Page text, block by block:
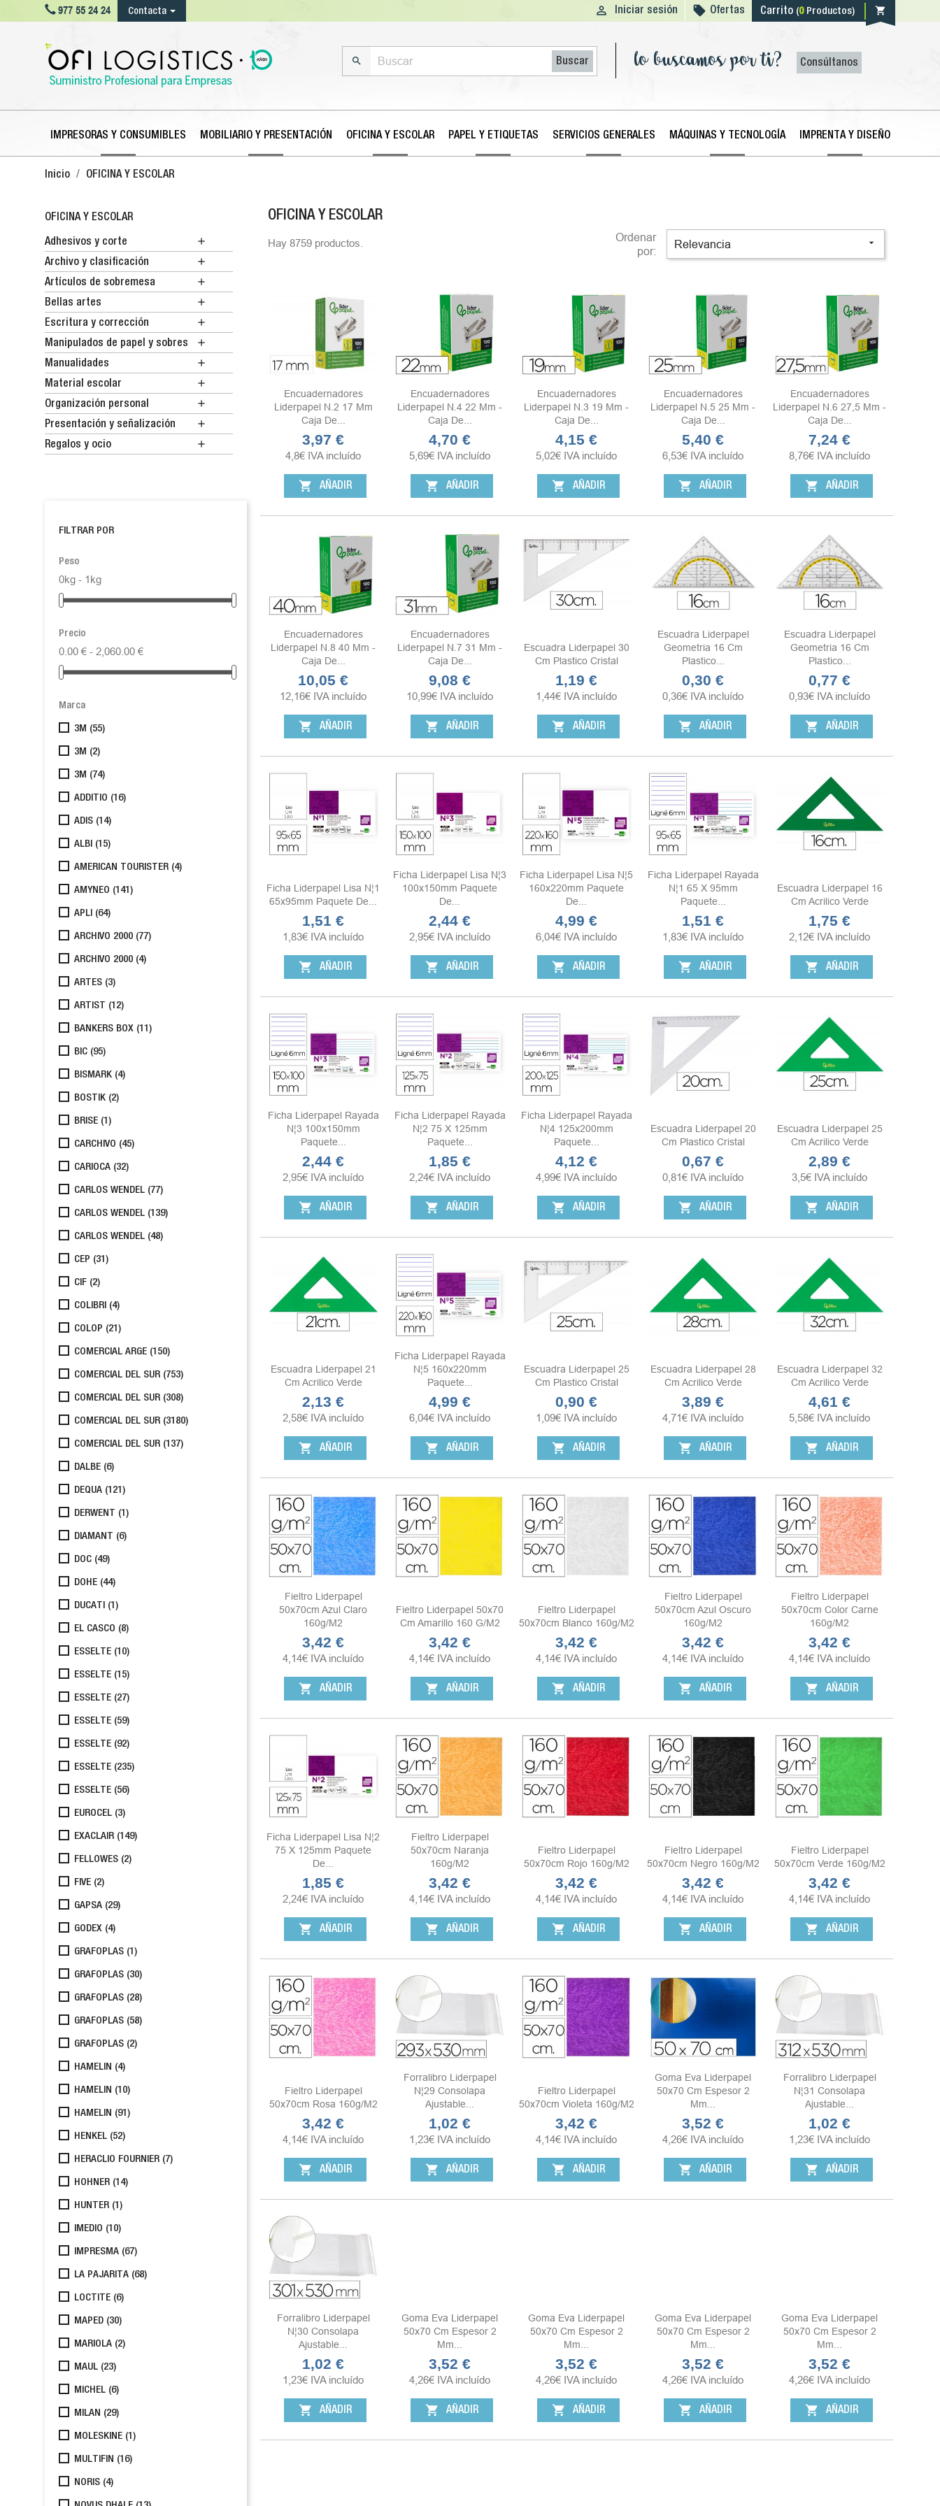
977 55 24 24 Contacta  Iniciar sesión  Ofertas Carrito (0Productos) shopping_cart
 Buscar lo buscamos por ti? Consúltanos
IMPRESORAS Y CONSUMIBLES MOBILIARIO Y PRESENTACIÓN OFICINA Y ESCOLAR PAPEL Y ETIQUETAS SERVICIOS GENERALES MÁQUINAS Y TECNOLOGÍA IMPRENTA Y DISEÑO
Inicio OFICINA Y ESCOLAR
OFICINA Y ESCOLAR
Adhesivos y corte 
Archivo y clasificación 
Artículos de sobremesa 
Bellas artes 
Escritura y corrección 
Manipulados de papel y sobres 
Manualidades 
Material escolar 
Organización personal 
Presentación y señalización 
Regalos y ocio 
FILTRAR POR
Peso
0kg - 1kg
Precio
0.00 € - 2,060.00 €
Marca
3M (55)
3M (2)
3M (74)
ADDITIO (16)
ADIS (14)
ALBI (15)
AMERICAN TOURISTER (4)
AMYNEO (141)
APLI (64)
ARCHIVO 2000 (77)
ARCHIVO 2000 (4)
ARTES (3)
ARTIST (12)
BANKERS BOX (11)
BIC (95)
BISMARK (4)
BOSTIK (2)
BRISE (1)
CARCHIVO (45)
CARIOCA (32)
CARLOS WENDEL (77)
CARLOS WENDEL (139)
CARLOS WENDEL (48)
CEP (31)
CIF (2)
COLIBRI (4)
COLOP (21)
COMERCIAL ARGE (150)
COMERCIAL DEL SUR (753)
COMERCIAL DEL SUR (308)
COMERCIAL DEL SUR (3180)
COMERCIAL DEL SUR (137)
DALBE (6)
DEQUA (121)
DERWENT (1)
DIAMANT (6)
DOC (49)
DOHE (44)
DUCATI (1)
EL CASCO (8)
ESSELTE (10)
ESSELTE (15)
ESSELTE (27)
ESSELTE (59)
ESSELTE (92)
ESSELTE (235)
ESSELTE (56)
EUROCEL (3)
EXACLAIR (149)
FELLOWES (2)
FIVE (2)
GAPSA (29)
GODEX (4)
GRAFOPLAS (1)
GRAFOPLAS (30)
GRAFOPLAS (28)
GRAFOPLAS (58)
GRAFOPLAS (2)
HAMELIN (4)
HAMELIN (10)
HAMELIN (91)
HENKEL (52)
HERACLIO FOURNIER (7)
HOHNER (14)
HUNTER (1)
IMEDIO (10)
IMPRESMA (67)
LA PAJARITA (68)
LOCTITE (6)
MAPED (30)
MARIOLA (2)
MAUL (23)
MICHEL (6)
MILAN (29)
MOLESKINE (1)
MULTIFIN (16)
NORIS (4)
OFICINA Y ESCOLAR
Hay 8759 productos.
Ordenar
por:
Relevancia 
Encuadernadores
Liderpapel N.2 17 Mm
Caja De...
Precio
3,97 €
4,8€ IVA incluído
shopping_cart AÑADIR
Encuadernadores
Liderpapel N.4 22 Mm -
Caja De...
Precio
4,70 €
5,69€ IVA incluído
shopping_cart AÑADIR
Encuadernadores
Liderpapel N.3 19 Mm -
Caja De...
Precio
4,15 €
5,02€ IVA incluído
shopping_cart AÑADIR
Encuadernadores
Liderpapel N.5 25 Mm -
Caja De...
Precio
5,40 €
6,53€ IVA incluído
shopping_cart AÑADIR
Encuadernadores
Liderpapel N.6 27,5 Mm -
Caja De...
Precio
7,24 €
8,76€ IVA incluído
shopping_cart AÑADIR
Encuadernadores
Liderpapel N.8 40 Mm -
Caja De...
Precio
10,05 €
12,16€ IVA incluído
shopping_cart AÑADIR
Encuadernadores
Liderpapel N.7 31 Mm -
Caja De...
Precio
9,08 €
10,99€ IVA incluído
shopping_cart AÑADIR
Escuadra Liderpapel 30
Cm Plastico Cristal
Precio
1,19 €
1,44€ IVA incluído
shopping_cart AÑADIR
Escuadra Liderpapel
Geometria 16 Cm
Plastico...
Precio
0,30 €
0,36€ IVA incluído
shopping_cart AÑADIR
Escuadra Liderpapel
Geometria 16 Cm
Plastico...
Precio
0,77 €
0,93€ IVA incluído
shopping_cart AÑADIR
Ficha Liderpapel Lisa N¦1
65x95mm Paquete De...
Precio
1,51 €
1,83€ IVA incluído
shopping_cart AÑADIR
Ficha Liderpapel Lisa N¦3
100x150mm Paquete
De...
Precio
2,44 €
2,95€ IVA incluído
shopping_cart AÑADIR
Ficha Liderpapel Lisa N¦5
160x220mm Paquete
De...
Precio
4,99 €
6,04€ IVA incluído
shopping_cart AÑADIR
Ficha Liderpapel Rayada
N¦1 65 X 95mm
Paquete...
Precio
1,51 €
1,83€ IVA incluído
shopping_cart AÑADIR
Escuadra Liderpapel 16
Cm Acrilico Verde
Precio
1,75 €
2,12€ IVA incluído
shopping_cart AÑADIR
Ficha Liderpapel Rayada
N¦3 100x150mm
Paquete...
Precio
2,44 €
2,95€ IVA incluído
shopping_cart AÑADIR
Ficha Liderpapel Rayada
N¦2 75 X 125mm
Paquete...
Precio
1,85 €
2,24€ IVA incluído
shopping_cart AÑADIR
Ficha Liderpapel Rayada
N¦4 125x200mm
Paquete...
Precio
4,12 €
4,99€ IVA incluído
shopping_cart AÑADIR
Escuadra Liderpapel 20
Cm Plastico Cristal
Precio
0,67 €
0,81€ IVA incluído
shopping_cart AÑADIR
Escuadra Liderpapel 25
Cm Acrilico Verde
Precio
2,89 €
3,5€ IVA incluído
shopping_cart AÑADIR
Escuadra Liderpapel 21
Cm Acrilico Verde
Precio
2,13 €
2,58€ IVA incluído
shopping_cart AÑADIR
Ficha Liderpapel Rayada
N¦5 160x220mm
Paquete...
Precio
4,99 €
6,04€ IVA incluído
shopping_cart AÑADIR
Escuadra Liderpapel 25
Cm Plastico Cristal
Precio
0,90 €
1,09€ IVA incluído
shopping_cart AÑADIR
Escuadra Liderpapel 28
Cm Acrilico Verde
Precio
3,89 €
4,71€ IVA incluído
shopping_cart AÑADIR
Escuadra Liderpapel 32
Cm Acrilico Verde
Precio
4,61 €
5,58€ IVA incluído
shopping_cart AÑADIR
Fieltro Liderpapel
50x70cm Azul Claro
160g/m2
Precio
3,42 €
4,14€ IVA incluído
shopping_cart AÑADIR
Fieltro Liderpapel 50x70
Cm Amarillo 160 G/m2
Precio
3,42 €
4,14€ IVA incluído
shopping_cart AÑADIR
Fieltro Liderpapel
50x70cm Blanco 160g/m2
Precio
3,42 €
4,14€ IVA incluído
shopping_cart AÑADIR
Fieltro Liderpapel
50x70cm Azul Oscuro
160g/m2
Precio
3,42 €
4,14€ IVA incluído
shopping_cart AÑADIR
Fieltro Liderpapel
50x70cm Color Carne
160g/m2
Precio
3,42 €
4,14€ IVA incluído
shopping_cart AÑADIR
Ficha Liderpapel Lisa N¦2
75 X 125mm Paquete
De...
Precio
1,85 €
2,24€ IVA incluído
shopping_cart AÑADIR
Fieltro Liderpapel
50x70cm Naranja
160g/m2
Precio
3,42 €
4,14€ IVA incluído
shopping_cart AÑADIR
Fieltro Liderpapel
50x70cm Rojo 160g/m2
Precio
3,42 €
4,14€ IVA incluído
shopping_cart AÑADIR
Fieltro Liderpapel
50x70cm Negro 160g/m2
Precio
3,42 €
4,14€ IVA incluído
shopping_cart AÑADIR
Fieltro Liderpapel
50x70cm Verde 160g/m2
Precio
3,42 €
4,14€ IVA incluído
shopping_cart AÑADIR
Fieltro Liderpapel
50x70cm Rosa 160g/m2
Precio
3,42 €
4,14€ IVA incluído
shopping_cart AÑADIR
Forralibro Liderpapel
N¦29 Consolapa
Ajustable...
Precio
1,02 €
1,23€ IVA incluído
shopping_cart AÑADIR
Fieltro Liderpapel
50x70cm Violeta 160g/m2
Precio
3,42 €
4,14€ IVA incluído
shopping_cart AÑADIR
Goma Eva Liderpapel
50x70 Cm Espesor 2
Mm...
Precio
3,52 €
4,26€ IVA incluído
shopping_cart AÑADIR
Forralibro Liderpapel
N¦31 Consolapa
Ajustable...
Precio
1,02 €
1,23€ IVA incluído
shopping_cart AÑADIR
Forralibro Liderpapel
N¦30 Consolapa
Ajustable...
Precio
1,02 €
1,23€ IVA incluído
shopping_cart AÑADIR
Goma Eva Liderpapel
50x70 Cm Espesor 2
Mm...
Precio
3,52 €
4,26€ IVA incluído
shopping_cart AÑADIR
Goma Eva Liderpapel
50x70 Cm Espesor 2
Mm...
Precio
3,52 €
4,26€ IVA incluído
shopping_cart AÑADIR
Goma Eva Liderpapel
50x70 Cm Espesor 2
Mm...
Precio
3,52 €
4,26€ IVA incluído
shopping_cart AÑADIR
Goma Eva Liderpapel
50x70 Cm Espesor 2
Mm...
Precio
3,52 €
4,26€ IVA incluído
shopping_cart AÑADIR